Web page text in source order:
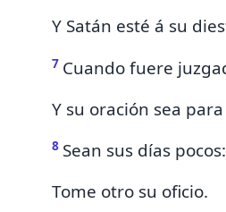
Y Satán esté á su
7 Cuando fuere
Y su oración sea
8 Sean sus días pocos:
Tome otro su oficio.